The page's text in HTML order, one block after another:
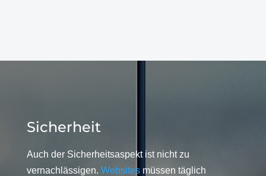
Sicherheit
Auch der Sicherheitsaspekt ist nicht zu
vernachlässigen. Websitesmüssen täglich